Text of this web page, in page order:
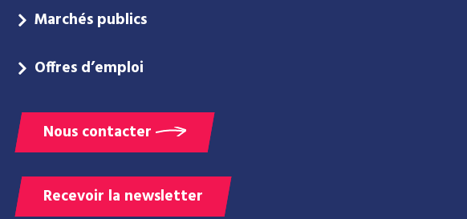
Marchés publics
Offres d’emploi
Nous contacter
Recevoir la newsletter